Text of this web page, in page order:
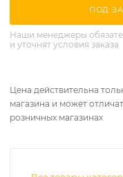
ПОД
Наши менеджеры
и уточнят условия заказа
Цена действительна
магазина и может
розничных магазинах